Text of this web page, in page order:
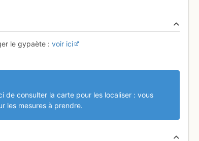
le gypaète :voir ici
de consulter la carte pour les localiser : vous
les mesures à prendre.